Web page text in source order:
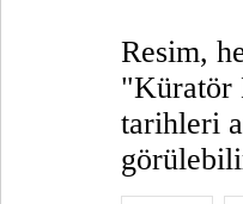
Resim,
"Küratör
tarihleri